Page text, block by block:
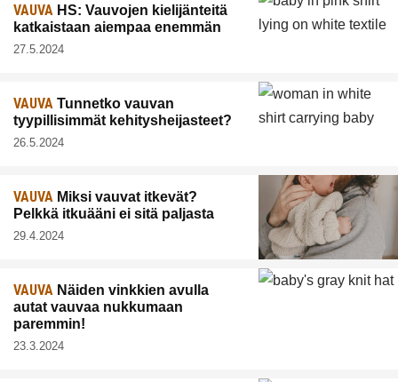
VAUVA HS: Vauvojen kielijänteitä
katkaistaan aiempaa enemmän
27.5.2024
VAUVA Tunnetko vauvan
tyypillisimmät kehitysheijasteet?
26.5.2024
VAUVA Miksi vauvat itkevät?
Pelkkä itkuääni ei sitä paljasta
29.4.2024
VAUVA Näiden vinkkien avulla
autat vauvaa nukkumaan
paremmin!
23.3.2024